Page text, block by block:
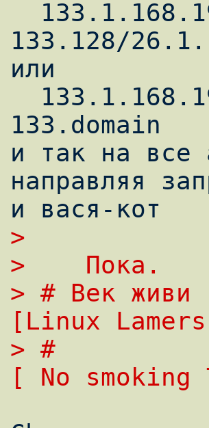
133.128/
или
133.domain
и так на все
направляя
>
>    Пока.
> # Век живи
[Linux Lamers
> #
[ No smoking